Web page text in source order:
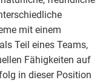
mit einem
Teil eines Teams,
Fähigkeiten auf
in dieser Position